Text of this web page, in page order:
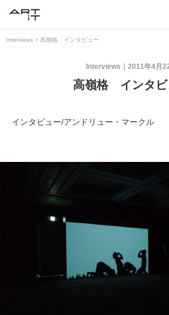
Interviews > 高嶺格 インタビュー
2011年4月
Interviews
高嶺格 インタビ
インタビュー/アンドリュー・マークル